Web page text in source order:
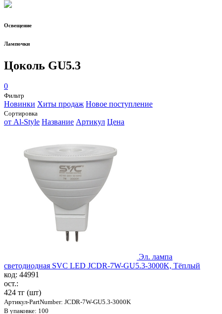
Освещение
Лампочки
Цоколь GU5.3
0
Фильтр
Новинки Хиты продаж Новое поступление
Сортировка
от Al-Style Название Артикул Цена
Эл. лампа
светодиодная SVC LED JCDR-7W-GU5.3-3000K, Тёплый
код: 44991
ост.:
424 тг (шт)
Артикул-PartNumber: JCDR-7W-GU5.3-3000K
В упаковке: 100